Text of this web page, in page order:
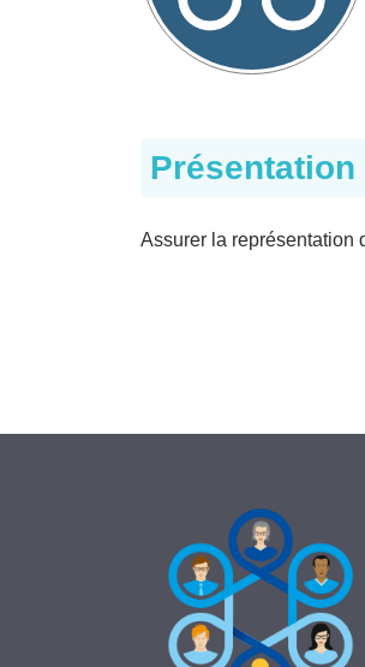
Présentation
Assurer la représentation